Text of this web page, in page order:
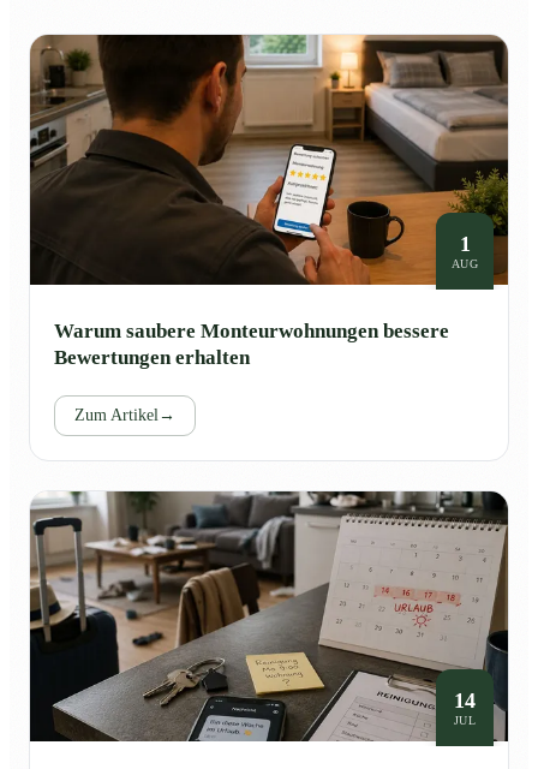
1
AUG
Warum saubere Monteurwohnungen bessere
Bewertungen erhalten
Zum Artikel→
14
JUL